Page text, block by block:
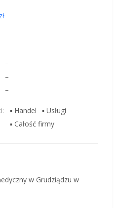
–
–
–
▪ Handel
▪ Usługi
▪ Całość firmy
w Grudziądzu w